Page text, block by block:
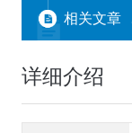
相关文章
详细介绍